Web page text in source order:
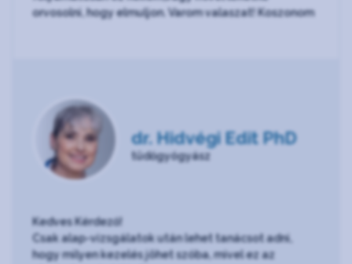
orvosolni, hogy elmuljon. Varom valaszat! Koszonom
dr. Hidvégi Edit PhD
tüdőgyógyász
Kedves Kérdező!
Csak alap-vizsgálatok után lehet tanácsot adni,
hogy milyen kezelés jöhet szóba, mivel ez az